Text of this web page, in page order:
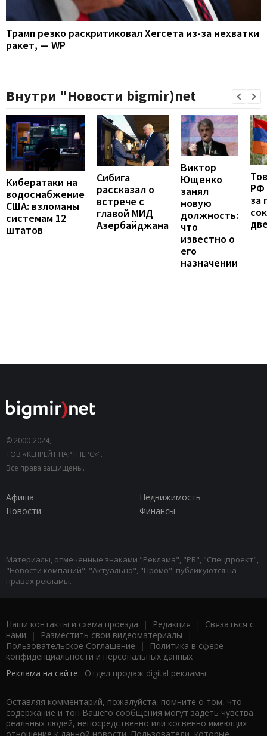
Трамп резко раскритиковал Хегсета из-за нехватки
ракет, — WP
Внутри "Новости bigmir)net
Кибератаки на
водоснабжение
США: взломаны
системам 12
штатов
Сибига
рассказал о
встрече с
главой МИД
Азербайджана
Виктор
Ющенко
занял
новую
должность:
что
известно о
его
назначении
РФ
за
© 2000-2024,
ТОВ «КЕПРЕЙТ ПАРТНЕРС»".
Все права защищены.
Афиша
Недвижимость
Новости
Финансы
Материалы, отмеченные знаками "Реклама", "PR", "Спецпроект",
"Новости компаний", "Актуально", "Промо", публикуются на
правах рекламы.
Наши контакты и схема проезда | Редакция | Связаться с
нами | Разместить свои видеоматериалы |
Пользовательское Соглашение |
Политика в сфере
конфиденциальности и персональных данных
Реклама на сайте: Отдел продаж digital рекламы
Оставляя комментарий, пожалуйста, помните о том, что
содержание и тон Вашего сообщения могут задеть чувства
реальных людей, непосредственно или косвенно имеющих